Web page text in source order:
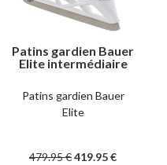
Patins gardien Bauer
Elite intermédiaire
Patins gardien Bauer
Elite
479.95€419.95€